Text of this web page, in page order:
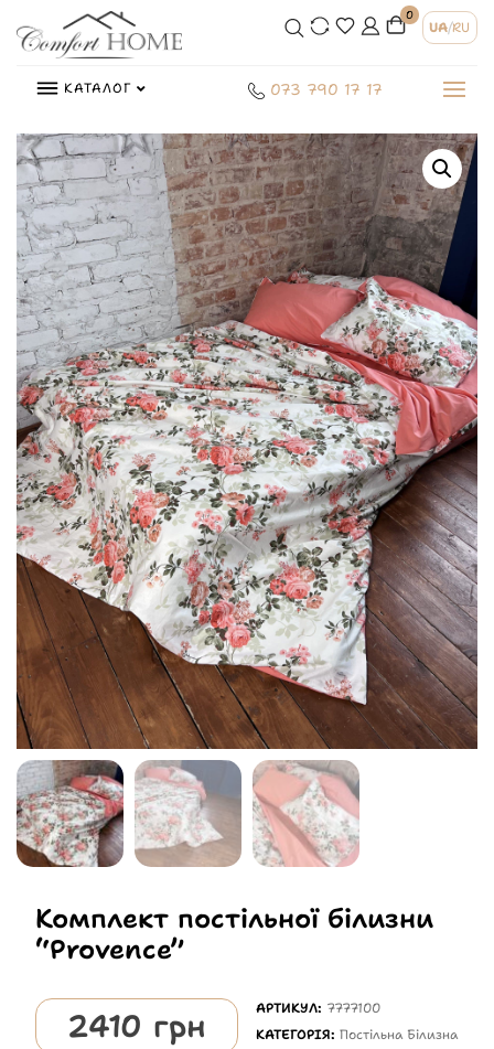
0
UA/RU
КАТАЛОГ 073 790 17 17
Комплект постільної білизни
“Provence”
2410 грн АРТИКУЛ: 7777100
КАТЕГОРІЯ:Постільна Білизна